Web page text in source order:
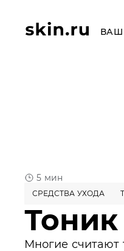
5 мин
СРЕДСТВА УХОДА
Многие считают